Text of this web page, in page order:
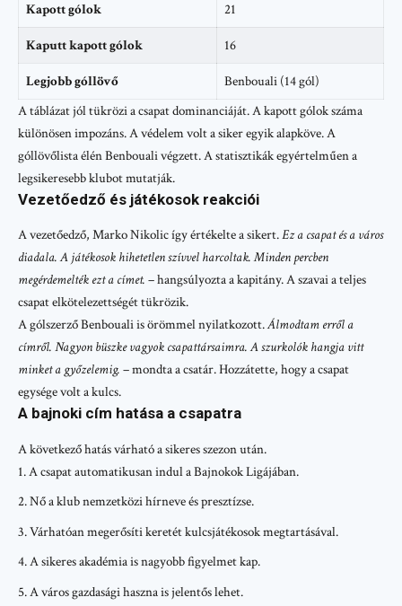
Kapott gólok 21
Kaputt kapott gólok 16
Legjobb góllövő
Benbouali (14 gól)
A táblázat jól tükrözi a csapat dominanciáját. A kapott gólok száma
különösen impozáns. A védelem volt a siker egyik alapköve. A
góllövőlista élén Benbouali végzett. A statisztikák egyértelműen a
legsikeresebb klubot mutatják.
Vezetőedző és játékosok reakciói
A vezetőedző, Marko Nikolic így értékelte a sikert.Ez a csapat és a város
diadala. A játékosok hihetetlen szívvel harcoltak. Minden percben
megérdemelték ezt a címet. – hangsúlyozta a kapitány. A szavai a teljes
csapat elkötelezettségét tükrözik.
A gólszerző Benbouali is örömmel nyilatkozott.Álmodtam erről a
címről. Nagyon büszke vagyok csapattársaimra. A szurkolók hangja vitt
minket a győzelemig. – mondta a csatár. Hozzátette, hogy a csapat
egysége volt a kulcs.
A bajnoki cím hatása a csapatra
A következő hatás várható a sikeres szezon után.
A csapat automatikusan indul a Bajnokok Ligájában.
Nő a klub nemzetközi hírneve és presztízse.
Várhatóan megerősíti keretét kulcsjátékosok megtartásával.
A sikeres akadémia is nagyobb figyelmet kap.
A város gazdasági haszna is jelentős lehet.